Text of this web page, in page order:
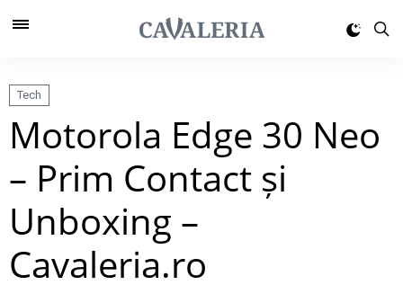
Tech
Motorola Edge 30 Neo
– Prim Contact și
Unboxing –
Cavaleria.ro